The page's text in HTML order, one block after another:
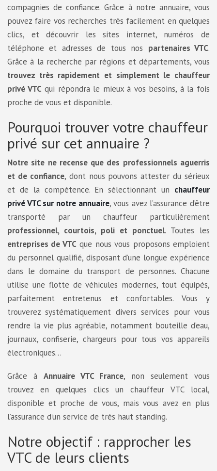
compagnies de confiance. Grâce à notre annuaire, vous
pouvez faire vos recherches très facilement en quelques
clics, et découvrir les sites internet, numéros de
téléphone et adresses de tous nos partenaires VTC.
Grâce à la recherche par régions et départements, vous
trouvez très rapidement et simplement le chauffeur
privé VTC qui répondra le mieux à vos besoins, à la fois
proche de vous et disponible.
Pourquoi trouver votre chauffeur
privé sur cet annuaire ?
Notre site ne recense que des professionnels aguerris
et de confiance, dont nous pouvons attester du sérieux
et de la compétence. En sélectionnant un chauffeur
privé VTC sur notre annuaire, vous avez l’assurance d’être
transporté par un chauffeur particulièrement
professionnel, courtois, poli et ponctuel. Toutes les
entreprises de VTC que nous vous proposons emploient
du personnel qualifié, disposant d’une longue expérience
dans le domaine du transport de personnes. Chacune
utilise une flotte de véhicules modernes, tout équipés,
parfaitement entretenus et confortables. Vous y
trouverez systématiquement divers services pour vous
rendre la vie plus agréable, notamment bouteille d’eau,
journaux, confiserie, chargeurs pour tous vos appareils
électroniques…
Grâce à Annuaire VTC France, non seulement vous
trouvez en quelques clics un chauffeur VTC local,
disponible et proche de vous, mais vous avez en plus
l’assurance d’un service de très haut standing.
Notre objectif : rapprocher les
VTC de leurs clients